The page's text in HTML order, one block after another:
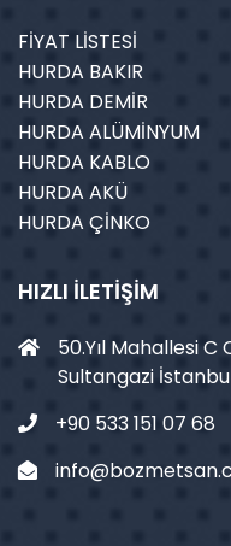
FİYAT LİSTESİ
HURDA BAKIR
HURDA DEMİR
HURDA ALÜMİNYUM
HURDA KABLO
HURDA AKÜ
HURDA ÇİNKO
HIZLI İLETIŞIM
50.Yıl Mahallesi C
Sultangazi
+90 533 151 07 68